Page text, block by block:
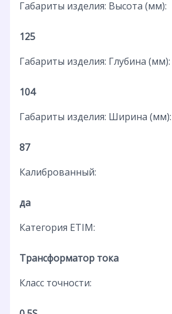
Габариты изделия: Высота (мм):
125
Габариты изделия: Глубина (мм):
104
Габариты изделия: Ширина (мм):
87
Калиброванный:
да
Категория ETIM:
Трансформатор тока
Класс точности: